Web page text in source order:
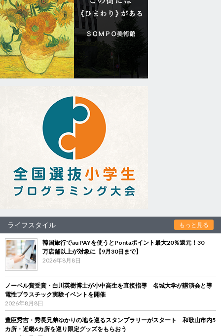
ライフスタイル もっと見る
韓国旅行でau PAYを使うとPontaポイント最大20％還元！30
万店舗以上が対象に【9月30日まで】
2026年8月8日
ノーベル賞受賞・白川英樹博士が小中高生を直接指導 名城大学が講演会と導
電性プラスチック実験イベントを開催
2026年8月8日
豊臣秀吉・秀長兄弟ゆかりの地を巡るスタンプラリーがスタート 和歌山市内5
カ所・近畿6カ所を巡り限定グッズをもらおう